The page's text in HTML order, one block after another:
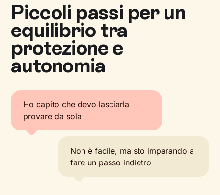
Piccoli passi per un
equilibrio tra
protezione e
autonomia
Ho capito che devo lasciarla
provare da sola
Non è facile, ma sto imparando a
fare un passo indietro